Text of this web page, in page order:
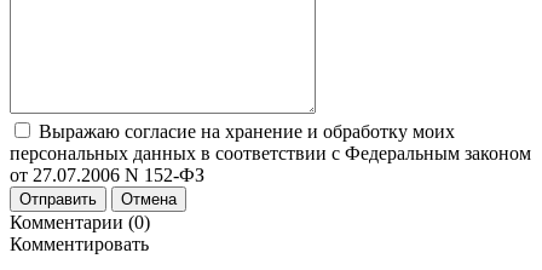
Выражаю согласие на хранение и обработку моих
персональных данных в соответствии с Федеральным законом
от 27.07.2006 N 152-ФЗ
Отправить Отмена
Комментарии (0)
Комментировать